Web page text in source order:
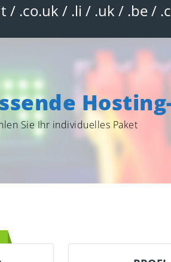
/ .co.uk / .li / .uk / .be /
Sie Ihr individuelles Paket